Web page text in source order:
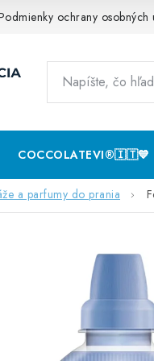
ochrany osobných
COCCOLATEVI®️🇮🇹💙
a parfumy do prania